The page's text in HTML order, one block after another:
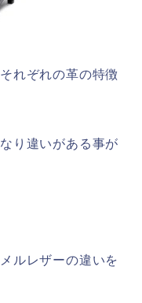
れぞれの革の特徴
り違いがある事が
ルレザーの違いを